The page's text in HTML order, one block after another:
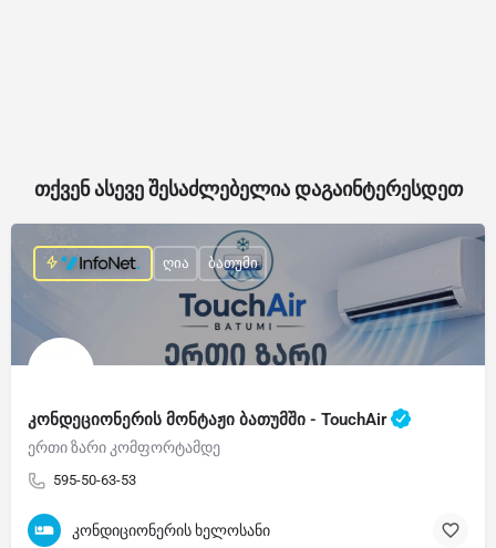
თქვენ ასევე შესაძლებელია დაგაინტერესდეთ
კონდეციონერის მონტაჟი ბათუმში - TouchAir
ერთი ზარი კომფორტამდე
595-50-63-53
ღია ბათუმი
კონდიციონერის ხელოსანი